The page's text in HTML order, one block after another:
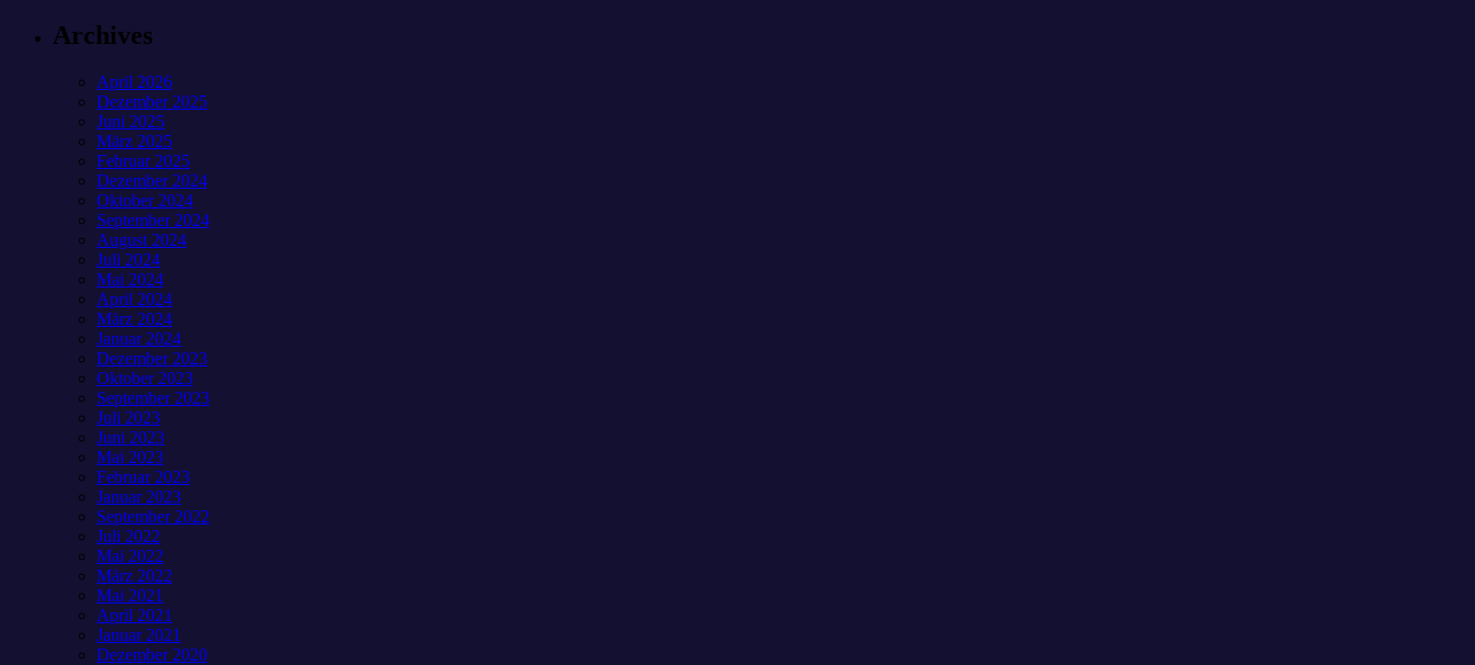
Archives
April 2026
Dezember 2025
Juni 2025
März 2025
Februar 2025
Dezember 2024
Oktober 2024
September 2024
August 2024
Juli 2024
Mai 2024
April 2024
März 2024
Januar 2024
Dezember 2023
Oktober 2023
September 2023
Juli 2023
Juni 2023
Mai 2023
Februar 2023
Januar 2023
September 2022
Juli 2022
Mai 2022
März 2022
Mai 2021
April 2021
Januar 2021
Dezember 2020